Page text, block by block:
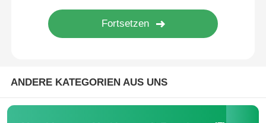
Verpackungsmaschine
ANDERE KATEGORIEN AUS UNS